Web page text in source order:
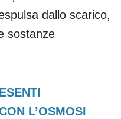
dallo scarico,
sostanze
L’OSMOSI